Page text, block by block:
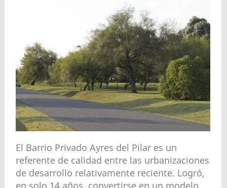
El Barrio Privado Ayres del Pilar es un
referente de calidad entre las urbanizaciones
de desarrollo relativamente reciente. Logró,